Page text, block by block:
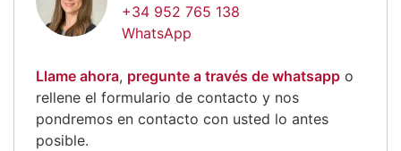
+34 952 765 138
WhatsApp
Llame ahora, pregunte a través de whatsapp o
rellene el formulario de contacto y nos
pondremos en contacto con usted lo antes
posible.